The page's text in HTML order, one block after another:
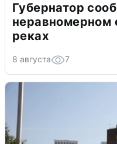
Губернатор
неравномерном
реках
8 августа 7